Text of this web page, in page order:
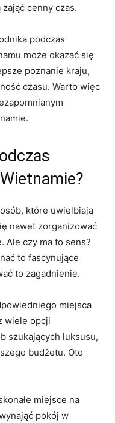
cenny czas.
podczas
może okazać się
poznanie ​kraju,
czasu.‌ Warto ⁢więc
które uwielbiają
nawet zorganizować
⁣Ale ​czy ma to sens?
to fascynujące
to ‍zagadnienie.
miejsca
wiele⁢ opcji
szukających luksusu,
budżetu. Oto
miejsce ‌na
pokój w